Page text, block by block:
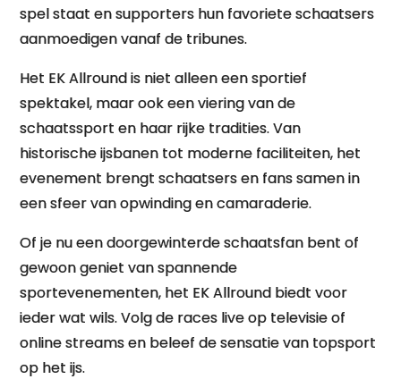
spel staat en supporters hun favoriete schaatsers
aanmoedigen vanaf de tribunes.
Het EK Allround is niet alleen een sportief
spektakel, maar ook een viering van de
schaatssport en haar rijke tradities. Van
historische ijsbanen tot moderne faciliteiten, het
evenement brengt schaatsers en fans samen in
een sfeer van opwinding en camaraderie.
Of je nu een doorgewinterde schaatsfan bent of
gewoon geniet van spannende
sportevenementen, het EK Allround biedt voor
ieder wat wils. Volg de races live op televisie of
online streams en beleef de sensatie van topsport
op het ijs.